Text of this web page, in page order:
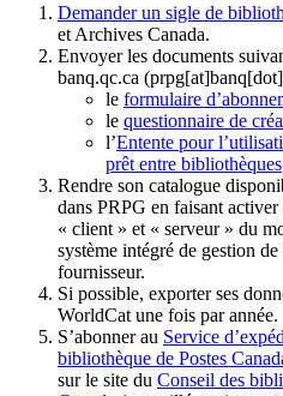
Demander un sigle de
et Archives Canada.
Envoyer les documents
banq.qc.ca
le formulaire
le questionnaire de
l’Entente pour
prêt entre bibliothèques
Rendre son catalogue
dans PRPG en faisant
« client » et « serveur » du
système intégré de gestion
fournisseur.
Si possible, exporter ses
WorldCat une fois par année.
S’abonner au Service
bibliothèque de Postes
sur le site du Conseil des